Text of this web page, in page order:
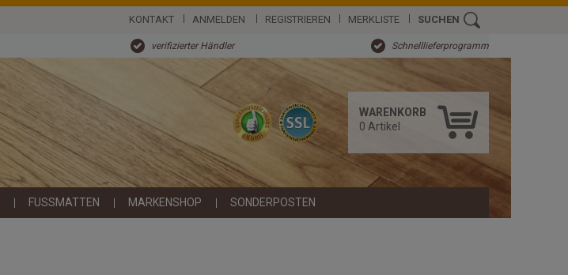
KONTAKT ANMELDEN REGISTRIEREN MERKLISTE SUCHEN
verifizierter Händler Schnelllieferprogramm
WARENKORB
0 Artikel
FUSSMATTEN MARKENSHOP SONDERPOSTEN